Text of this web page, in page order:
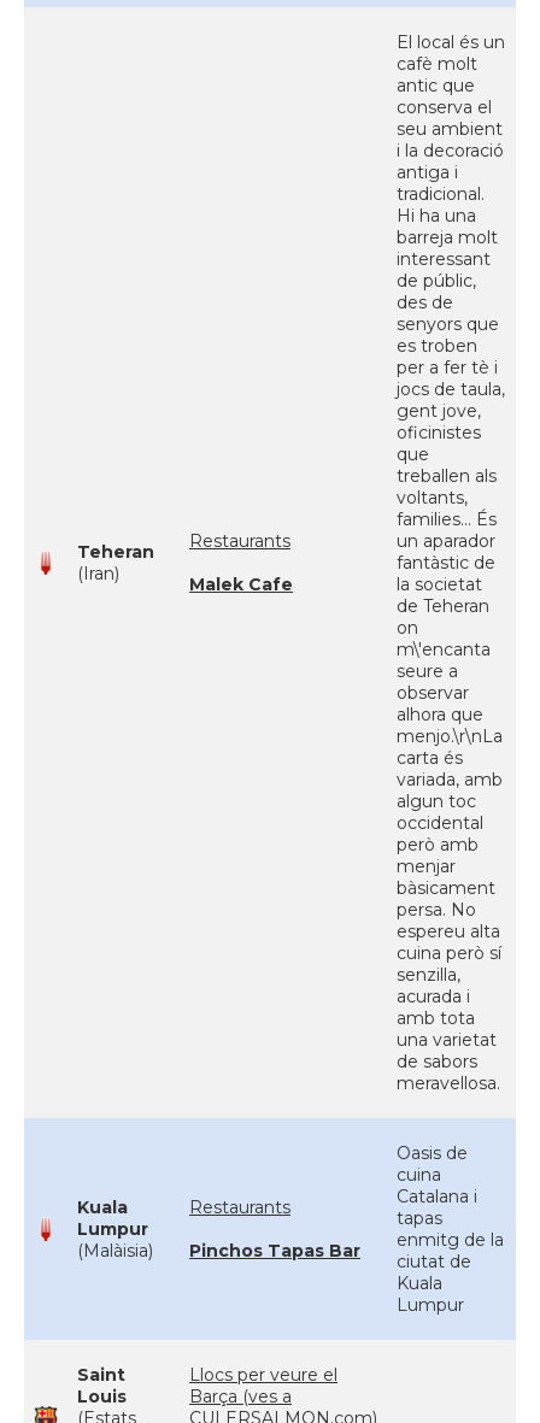
Teheran
(Iran)
Restaurants
Malek Cafe
El local és un
cafè molt
antic que
conserva el
seu ambient
i la decoració
antiga i
tradicional.
Hi ha una
barreja molt
interessant
de públic,
des de
senyors que
es troben
per a fer tè i
jocs de taula,
gent jove,
oficinistes
que
treballen als
voltants,
families... És
un aparador
fantàstic de
la societat
de Teheran
on
m\'encanta
seure a
observar
alhora que
menjo.\r\nLa
carta és
variada, amb
algun toc
occidental
però amb
menjar
bàsicament
persa. No
espereu alta
cuina però sí
senzilla,
acurada i
amb tota
una varietat
de sabors
meravellosa.
Kuala
Lumpur
(Malàisia)
Restaurants
Pinchos Tapas Bar
Oasis de
cuina
Catalana i
tapas
enmitg de la
ciutat de
Kuala
Lumpur
Saint
Louis
(Estats
Llocs per veure el
Barça (ves a
CULERSALMON.com)